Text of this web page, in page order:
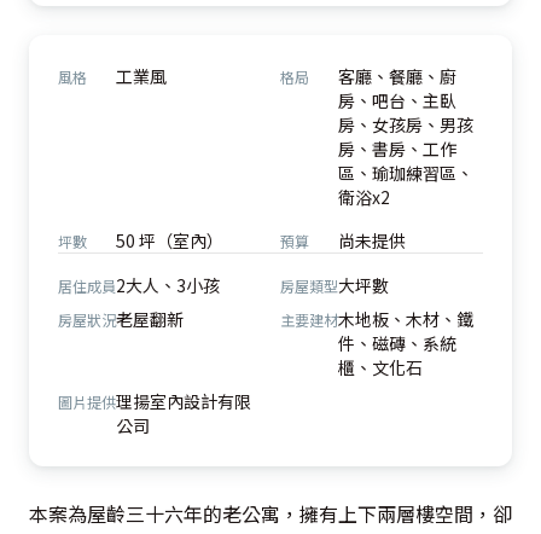
風格 工業風 格局
客廳、餐廳、廚
房、吧台、主臥
房、女孩房、男孩
房、書房、工作
區、瑜珈練習區、
衛浴x2
坪數 50 坪（室內） 預算 尚未提供
居住成員2大人、3小孩 房屋類型大坪數
房屋狀況老屋翻新 主要建材木地板、木材、鐵
件、磁磚、系統
櫃、文化石
圖片提供理揚室內設計有限
公司
本案為屋齡三十六年的老公寓，擁有上下兩層樓空間，卻